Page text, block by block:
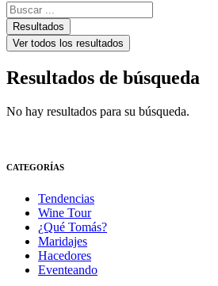
Search
...Resultados
Ver todos los resultados
Resultados de búsqueda
No hay resultados para su búsqueda.
CATEGORÍAS
Tendencias
Wine Tour
¿Qué Tomás?
Maridajes
Hacedores
Eventeando